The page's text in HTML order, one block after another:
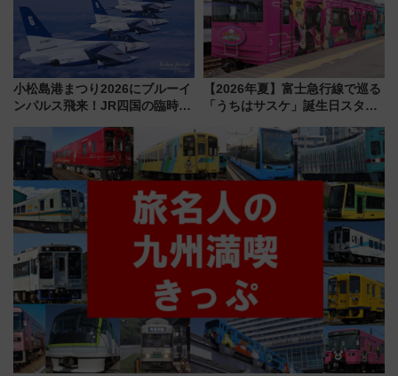
小松島港まつり2026にブルーイ
ンパルス飛来！JR四国の臨時ダ
【2026年夏】富士急行線で巡る
「うちはサスケ」誕生日スタン
定グルメ＆グッズ徹底ガイド